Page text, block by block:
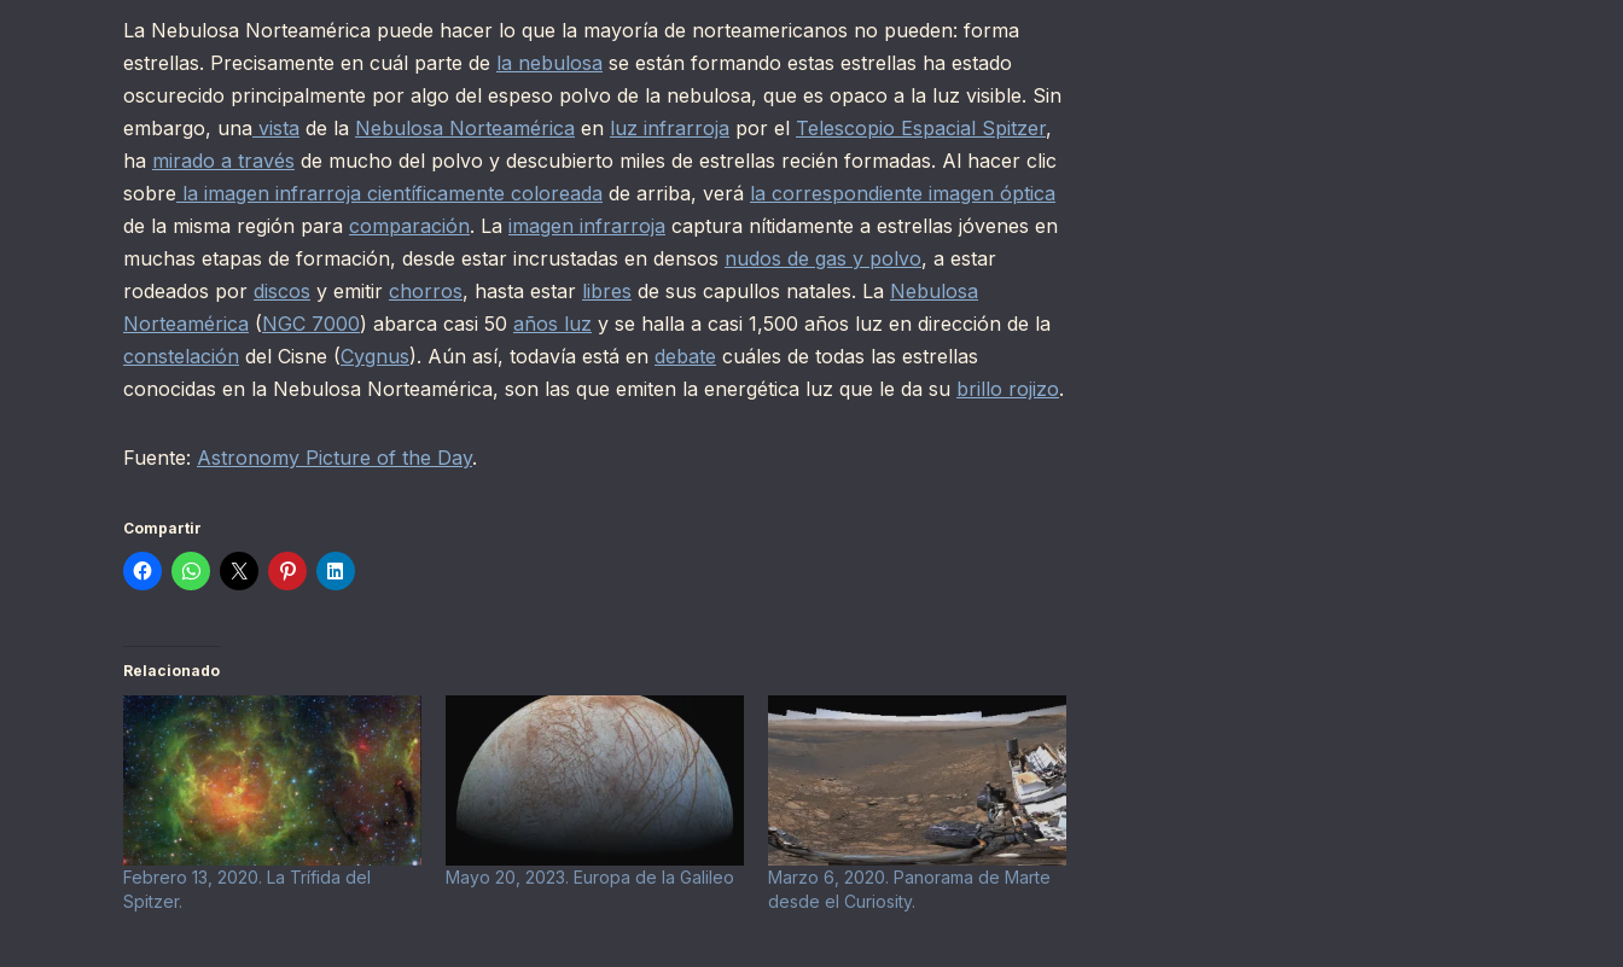
La Nebulosa Norteamérica puede hacer lo que la mayoría de norteamericanos no pueden: forma
estrellas. Precisamente en cuál parte de la nebulosa se están formando estas estrellas ha estado
oscurecido principalmente por algo del espeso polvo de la nebulosa, que es opaco a la luz visible. Sin
embargo, una vista de la Nebulosa Norteamérica en luz infrarroja por el Telescopio Espacial Spitzer,
ha mirado a través de mucho del polvo y descubierto miles de estrellas recién formadas. Al hacer clic
sobre la imagen infrarroja científicamente coloreada de arriba, verá la correspondiente imagen óptica
de la misma región para comparación. La imagen infrarroja captura nítidamente a estrellas jóvenes en
muchas etapas de formación, desde estar incrustadas en densos nudos de gas y polvo, a estar
rodeados por discos y emitir chorros, hasta estar libres de sus capullos natales. La Nebulosa
Norteamérica (NGC 7000) abarca casi 50 años luz y se halla a casi 1,500 años luz en dirección de la
constelación del Cisne (Cygnus). Aún así, todavía está en debate cuáles de todas las estrellas
conocidas en la Nebulosa Norteamérica, son las que emiten la energética luz que le da su brillo rojizo.
Fuente: Astronomy Picture of the Day.
Compartir
Relacionado
Febrero 13, 2020. La Trífida del
Spitzer.
Mayo 20, 2023. Europa de la Galileo
Marzo 6, 2020. Panorama de Marte
desde el Curiosity.